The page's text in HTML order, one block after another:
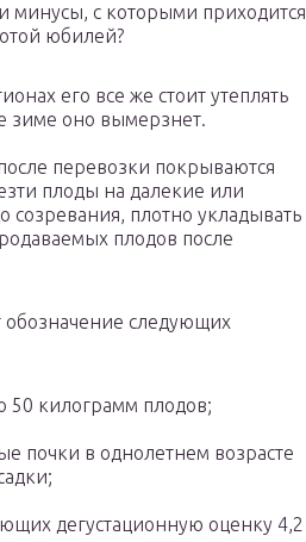
минусы, с которыми приходится
юбилей?
его все же стоит утеплять
зиме оно вымерзнет.
перевозки покрываются
плоды на далекие или
созревания, плотно укладывать
плодов после
обозначение следующих
50 килограмм плодов;
почки в однолетнем возрасте
дегустационную оценку 4,2